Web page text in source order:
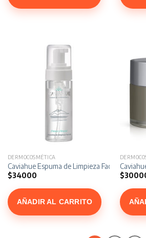
DERMOCOSMÉTICA
Caviahue Espuma de Limpieza Facial x 150 ml
$34000
AÑADIR AL CARRITO
$